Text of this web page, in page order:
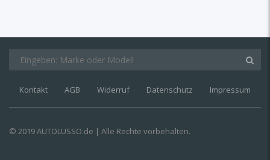
Kontakt AGB Widerruf Datenschutz Impressum
© 2019 AUTOLUSSO.de | Alle Rechte vorbehalten.